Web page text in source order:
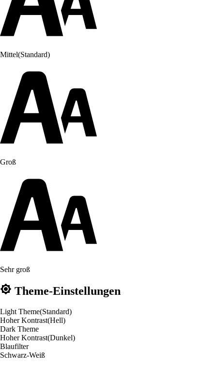
Mittel(Standard)
Groß
Sehr groß
Theme-Einstellungen
Light Theme(Standard)
Hoher Kontrast(Hell)
Dark Theme
Hoher Kontrast(Dunkel)
Blaufilter
Schwarz-Weiß